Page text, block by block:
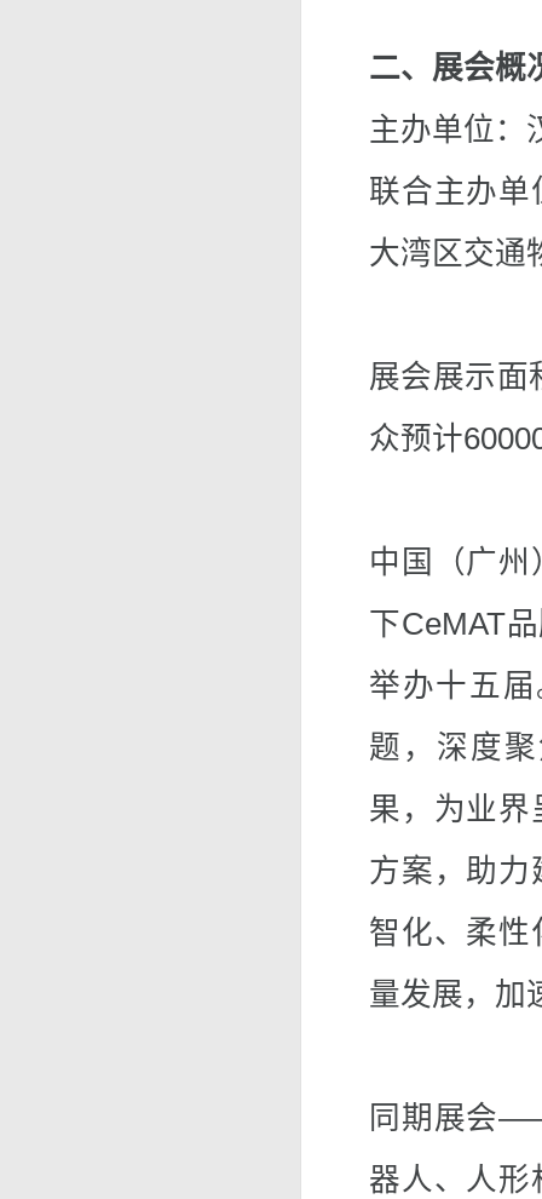
二、展会概
主办单位：
联合主办单
大湾区交通
展会展示面
众预计
中国（广
下CeMAT
举办十五
题，深度
果，为业界
方案，助力
智化、柔性
量发展，加
同期展会
器人、人形